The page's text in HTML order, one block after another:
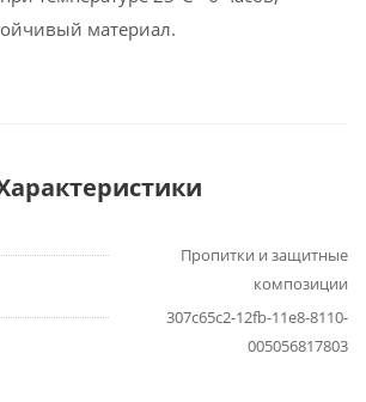
материал.
Пропитки и защитные
композиции
307c65c2-12fb-11e8-8110-
005056817803